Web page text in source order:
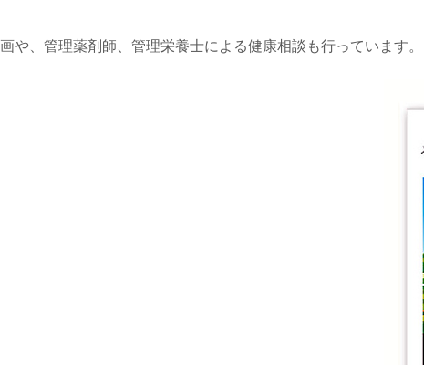
や、管理薬剤師、管理栄養士による健康相談も行っています。